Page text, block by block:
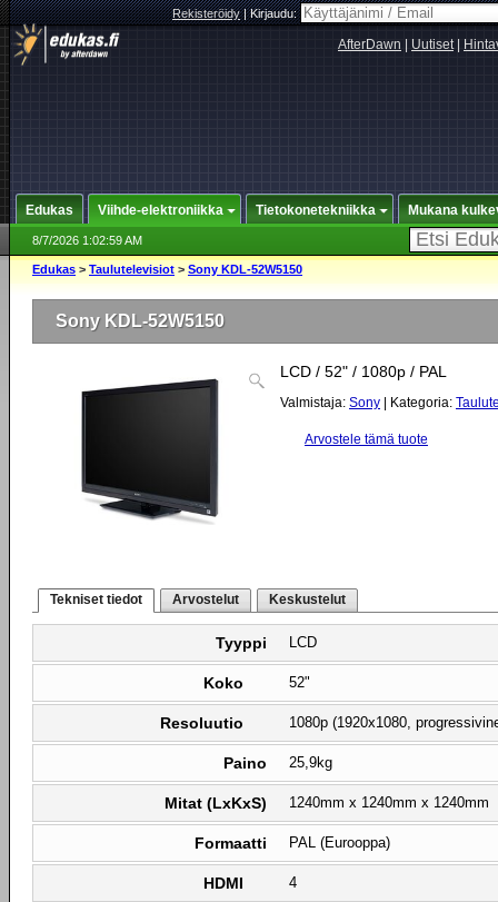
Rekisteröidy|Kirjaudu:
AfterDawn Uutiset|
Edukas Viihde-elektroniikka Tietokonetekniikka Mukana
8/7/2026 1:02:59 AM
Edukas > Taulutelevisiot > Sony KDL-52W5150
Sony KDL-52W5150
LCD / 52" / 1080p / PAL
Valmistaja: Sony | Kategoria:
Arvostele tämä tuote
Tekniset tiedot Arvostelut Keskustelut
Tyyppi LCD
Koko 52"
Resoluutio 1080p (1920x1080,
Paino 25,9kg
Mitat (LxKxS) 1240mm x 1240mm x 1240mm
Formaatti PAL (Eurooppa)
HDMI 4